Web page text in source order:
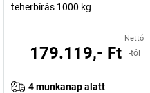
teherbírás 1000 kg
Nettó
179.119,- Ft -tól
4 munkanap alatt